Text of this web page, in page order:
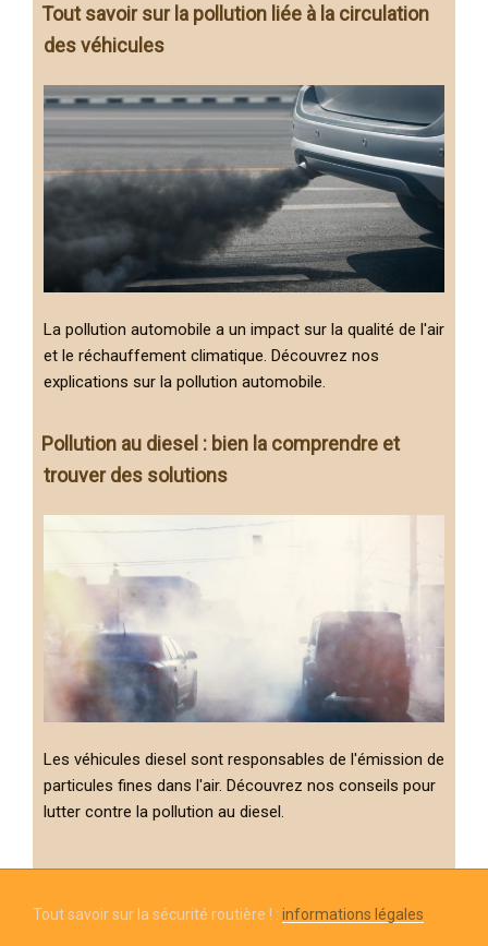
Tout savoir sur la pollution liée à la circulation
des véhicules
La pollution automobile a un impact sur la qualité de l'air
et le réchauffement climatique. Découvrez nos
explications sur la pollution automobile.
Pollution au diesel : bien la comprendre et
trouver des solutions
Les véhicules diesel sont responsables de l'émission de
particules fines dans l'air. Découvrez nos conseils pour
lutter contre la pollution au diesel.
Tout savoir sur la sécurité routière ! : informations légales